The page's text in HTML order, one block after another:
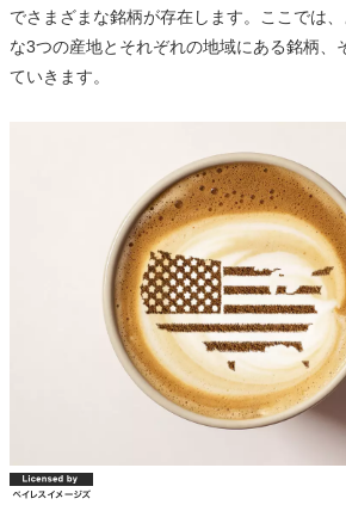
でさまざまな銘柄が存在します。ここでは
な3つの産地とそれぞれの地域にある銘柄、
ていきます。